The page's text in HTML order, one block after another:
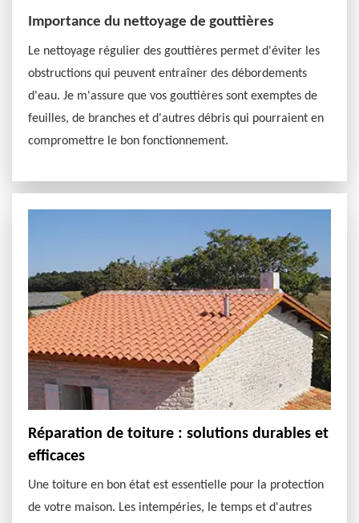
Importance du nettoyage de gouttières
Le nettoyage régulier des gouttières permet d'éviter les
obstructions qui peuvent entraîner des débordements
d'eau. Je m'assure que vos gouttières sont exemptes de
feuilles, de branches et d'autres débris qui pourraient en
compromettre le bon fonctionnement.
Réparation de toiture : solutions durables et
efficaces
Une toiture en bon état est essentielle pour la protection
de votre maison. Les intempéries, le temps et d'autres